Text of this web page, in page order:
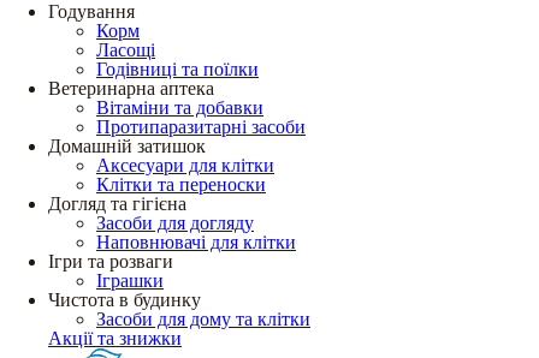
Годування
Корм
Ласощі
Годівниці та поїлки
Ветеринарна аптека
Вітаміни та добавки
Протипаразитарні засоби
Домашній затишок
Аксесуари для клітки
Клітки та переноски
Догляд та гігієна
Засоби для догляду
Наповнювачі для клітки
Ігри та розваги
Іграшки
Чистота в будинку
Засоби для дому та клітки
Акції та знижки